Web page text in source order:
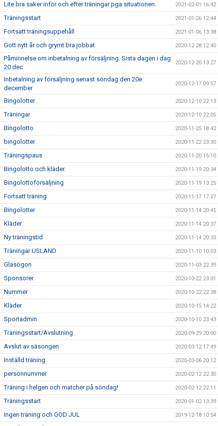
Lite bra saker inför och efter träningar pga situationen. 2021-02-01 16:42
Träningsstart 2021-01-26 12:44
Fortsatt träningsuppehåll 2021-01-06 13:38
Gott nytt år och grymt bra jobbat 2020-12-28 12:40
Påminnelse om inbetalning av försäljning. Sista dagen i dag
20 dec
2020-12-20 13:27
Inbetalning av försäljning senast söndag den 20e
december
2020-12-17 09:57
Bingolotter 2020-12-10 22:13
Träningar 2020-12-10 22:05
Bingolotto 2020-11-25 18:42
bingolotter 2020-11-22 23:30
Träningspaus 2020-11-20 15:10
Bingolotto och kläder. 2020-11-19 20:34
Bingolottoförsäljning 2020-11-19 13:25
Fortsatt träning 2020-11-17 17:27
Bingolotter 2020-11-14 20:45
Kläder 2020-11-14 20:37
Ny träningstid 2020-11-14 20:33
Träningar USLAND 2020-11-10 10:03
Glasögon 2020-11-03 22:39
Sponsorer 2020-10-22 23:01
Nummer 2020-10-22 22:38
Kläder 2020-10-15 14:22
Sportadmin 2020-10-10 23:43
Träningsstart/Avslutning 2020-09-29 20:00
Avslut av säsongen 2020-03-12 17:49
Inställd träning 2020-03-06 20:12
personnummer 2020-02-12 22:30
Träning i helgen och matcher på söndag! 2020-02-12 22:11
Träningsstart 2020-01-02 13:39
Ingen träning och GOD JUL 2019-12-18 10:54